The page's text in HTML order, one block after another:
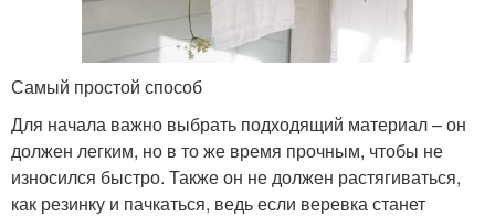
Самый простой способ
Для начала важно выбрать подходящий материал – он
должен легким, но в то же время прочным, чтобы не
износился быстро. Также он не должен растягиваться,
как резинку и пачкаться, ведь если веревка станет